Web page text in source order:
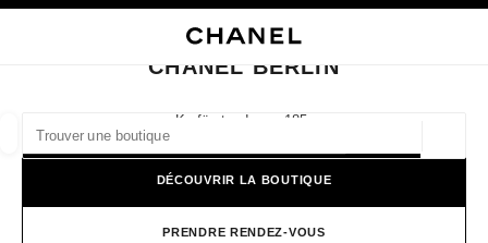
Les suggestions sont affichées sous cette barre de recherche
0 Suggestions disponibles
FERMER LA FICHE BOUTIQUE CHANEL BERLIN
CHANEL BERLIN
Kurfürstendamm 185,
DÉCOUVRIR LA BOUTIQUE
PRENDRE RENDEZ-VOUS
filtrer les résultats par :LUNETTES HORLOGERIE ET JOAILLERIE